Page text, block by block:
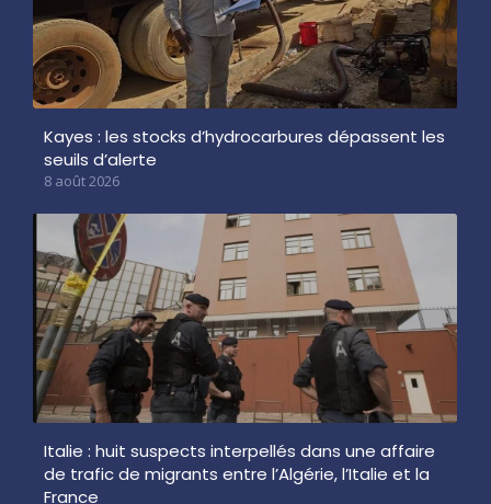
Kayes : les stocks d’hydrocarbures dépassent les
seuils d’alerte
8 août 2026
Italie : huit suspects interpellés dans une affaire
de trafic de migrants entre l’Algérie, l’Italie et la
France